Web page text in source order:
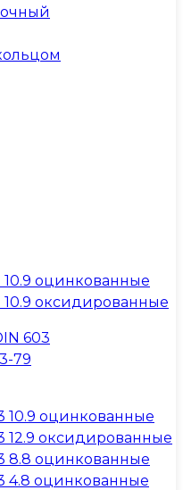
10.9 оцинкованные
10.9 оксидированные
603
79
10.9 оцинкованные
12.9 оксидированные
8.8 оцинкованные
4.8 оцинкованные